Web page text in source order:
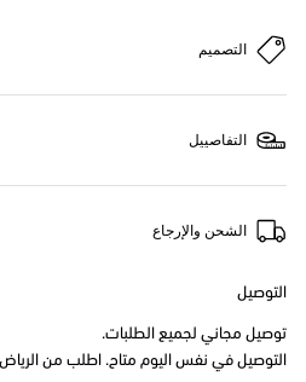
التصميم
التفاصييل
الشحن والإرجاع
التوصيل
توصيل مجاني لجميع الطلبات.
التوصيل في نفس اليوم متاح. اطلب من الرياض /